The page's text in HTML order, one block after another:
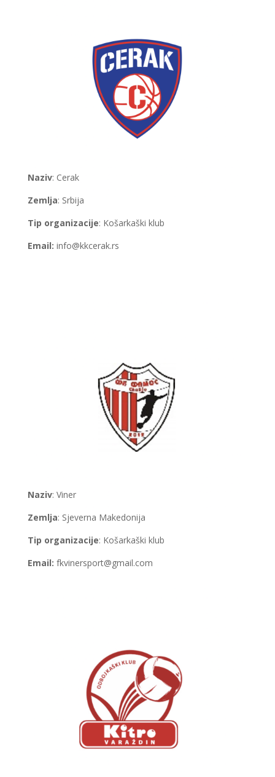
Naziv: Cerak
Zemlja: Srbija
Tip organizacije: Košarkaški klub
Email: info@kkcerak.rs
Naziv: Viner
Zemlja: Sjeverna Makedonija
Tip organizacije: Košarkaški klub
Email: fkvinersport@gmail.com